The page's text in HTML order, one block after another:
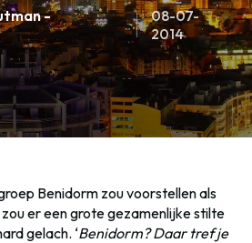
-
08-07-
2014
Benidorm zou voorstellen als
er een grote gezamenlijke stilte
gelach. ‘Benidorm? Daar tref je